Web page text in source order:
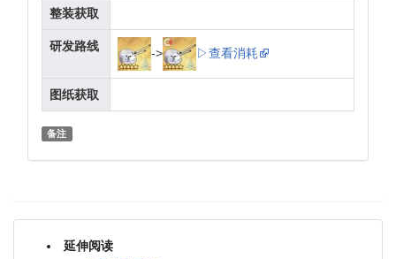
整装获取
研发路线 -> ▷查看消耗
图纸获取
备注
延伸阅读